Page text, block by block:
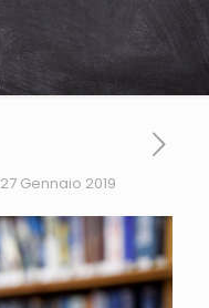
27 Gennaio 2019